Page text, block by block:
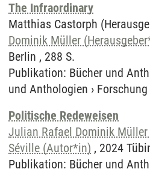
The Infraordinary
Matthias Castorph
Dominik Müller
Berlin , 288 S.
Publikation: Bücher und
und Anthologien › Forschung
Politische Redeweisen
Julian Rafael Dominik
Séville (Autor*in) , 2024
Publikation: Bücher und